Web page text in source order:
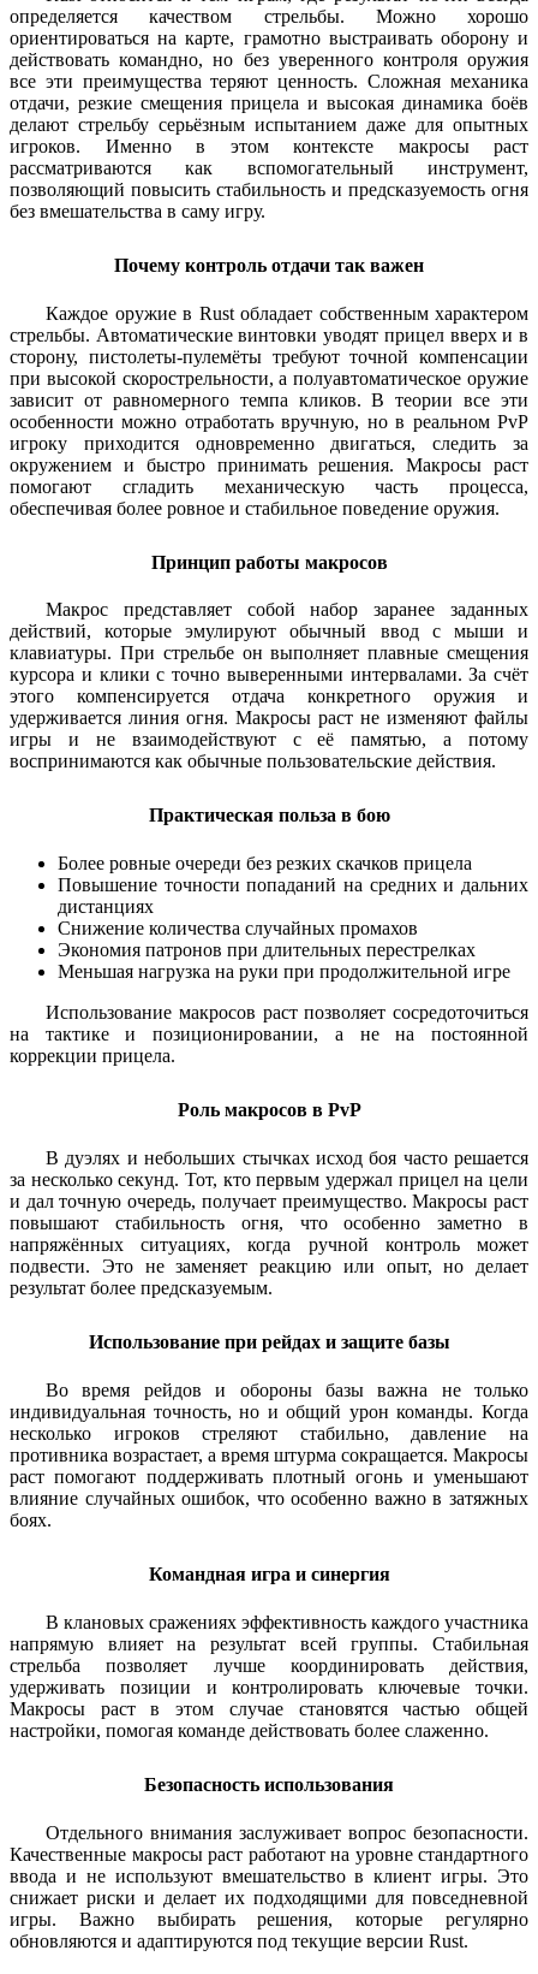
определяется качеством стрельбы. Можно хорошо
ориентироваться на карте, грамотно выстраивать оборону и
действовать командно, но без уверенного контроля оружия
все эти преимущества теряют ценность. Сложная механика
отдачи, резкие смещения прицела и высокая динамика боёв
делают стрельбу серьёзным испытанием даже для опытных
игроков. Именно в этом контексте макросы раст
рассматриваются как вспомогательный инструмент,
позволяющий повысить стабильность и предсказуемость огня
без вмешательства в саму игру.
Почему контроль отдачи так важен
Каждое оружие в Rust обладает собственным характером
стрельбы. Автоматические винтовки уводят прицел вверх и в
сторону, пистолеты-пулемёты требуют точной компенсации
при высокой скорострельности, а полуавтоматическое оружие
зависит от равномерного темпа кликов. В теории все эти
особенности можно отработать вручную, но в реальном PvP
игроку приходится одновременно двигаться, следить за
окружением и быстро принимать решения. Макросы раст
помогают сгладить механическую часть процесса,
обеспечивая более ровное и стабильное поведение оружия.
Принцип работы макросов
Макрос представляет собой набор заранее заданных
действий, которые эмулируют обычный ввод с мыши и
клавиатуры. При стрельбе он выполняет плавные смещения
курсора и клики с точно выверенными интервалами. За счёт
этого компенсируется отдача конкретного оружия и
удерживается линия огня. Макросы раст не изменяют файлы
игры и не взаимодействуют с её памятью, а потому
воспринимаются как обычные пользовательские действия.
Практическая польза в бою
Более ровные очереди без резких скачков прицела
Повышение точности попаданий на средних и дальних
дистанциях
Снижение количества случайных промахов
Экономия патронов при длительных перестрелках
Меньшая нагрузка на руки при продолжительной игре
Использование макросов раст позволяет сосредоточиться
на тактике и позиционировании, а не на постоянной
коррекции прицела.
Роль макросов в PvP
В дуэлях и небольших стычках исход боя часто решается
за несколько секунд. Тот, кто первым удержал прицел на цели
и дал точную очередь, получает преимущество. Макросы раст
повышают стабильность огня, что особенно заметно в
напряжённых ситуациях, когда ручной контроль может
подвести. Это не заменяет реакцию или опыт, но делает
результат более предсказуемым.
Использование при рейдах и защите базы
Во время рейдов и обороны базы важна не только
индивидуальная точность, но и общий урон команды. Когда
несколько игроков стреляют стабильно, давление на
противника возрастает, а время штурма сокращается. Макросы
раст помогают поддерживать плотный огонь и уменьшают
влияние случайных ошибок, что особенно важно в затяжных
боях.
Командная игра и синергия
В клановых сражениях эффективность каждого участника
напрямую влияет на результат всей группы. Стабильная
стрельба позволяет лучше координировать действия,
удерживать позиции и контролировать ключевые точки.
Макросы раст в этом случае становятся частью общей
настройки, помогая команде действовать более слаженно.
Безопасность использования
Отдельного внимания заслуживает вопрос безопасности.
Качественные макросы раст работают на уровне стандартного
ввода и не используют вмешательство в клиент игры. Это
снижает риски и делает их подходящими для повседневной
игры. Важно выбирать решения, которые регулярно
обновляются и адаптируются под текущие версии Rust.